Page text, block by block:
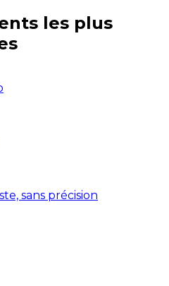
les plus
sans précision